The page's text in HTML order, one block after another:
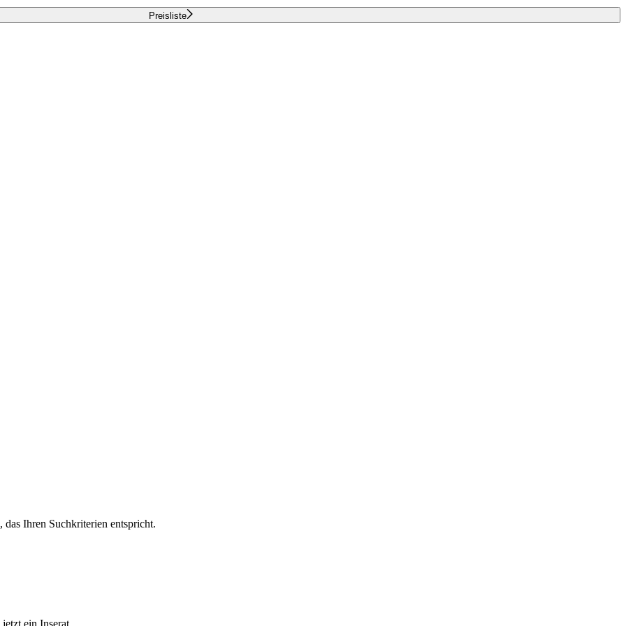
Preisliste
Ihren Suchkriterien entspricht.